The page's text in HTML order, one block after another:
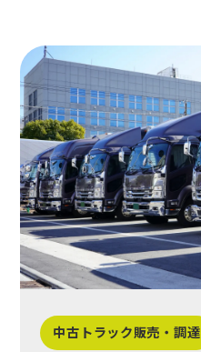
中古トラック販売・調達